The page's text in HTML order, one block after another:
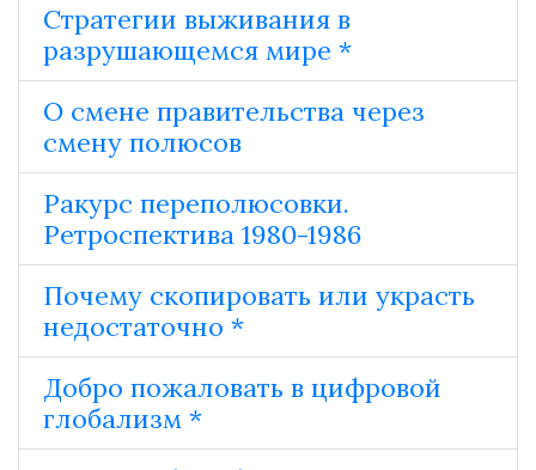
Стратегии выживания в
разрушающемся мире *
О смене правительства через
смену полюсов
Ракурс переполюсовки.
Ретроспектива 1980-1986
Почему скопировать или украсть
недостаточно *
Добро пожаловать в цифровой
глобализм *